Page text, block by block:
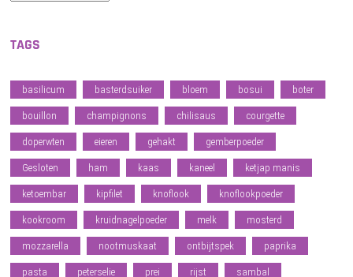
TAGS
basilicum basterdsuiker bloem bosui boter
bouillon champignons chilisaus courgette
doperwten eieren gehakt gemberpoeder
Gesloten ham kaas kaneel ketjap manis
ketoembar kipfilet knoflook knoflookpoeder
kookroom kruidnagelpoeder melk mosterd
mozzarella nootmuskaat ontbijtspek paprika
pasta peterselie prei rijst sambal